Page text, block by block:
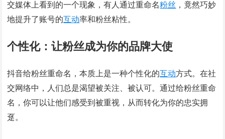
交媒体上看到的一个现象，有人通过重命名粉丝 ，竟然巧妙
地提升了账号的互动率和粉丝粘性。
个性化：让粉丝成为你的品牌大使
抖音给粉丝重命名，本质上是一种个性化的互动方式。在社
交网络中，人们总是渴望被关注、被认可。通过给粉丝重命
名，你可以让他们感受到被重视，从而转化为你的忠实拥
趸。